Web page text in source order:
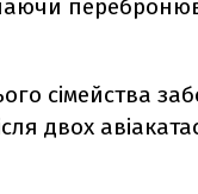
сімейства
двох